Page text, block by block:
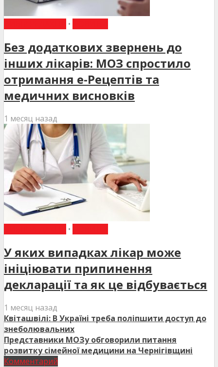
•
Без додаткових звернень до
інших лікарів: МОЗ спростило
отримання е-Рецептів та
медичних висновків
1 месяц назад
•
У яких випадках лікар може
ініціювати припинення
декларації та як це відбувається
1 месяц назад
Квіташвілі: В Україні треба поліпшити доступ до
знеболювальних
Представники МОЗу обговорили питання
розвитку сімейної медицини на Чернігівщині
Комментарий